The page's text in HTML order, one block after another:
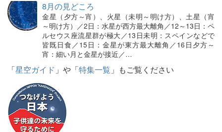
8月の見どころ
金星（夕方～宵）、火星（未明～明け方）、土星（宵
～明け方）／2日：水星が西方最大離角／12～13日：ペ
ルセウス座流星群が極大／13日未明：スペインなどで
皆既日食／15日：金星が東方最大離角／16日夕方～
宵：細い月と金星が接近／…
「星空ガイド 」や「特集一覧 」もご覧ください